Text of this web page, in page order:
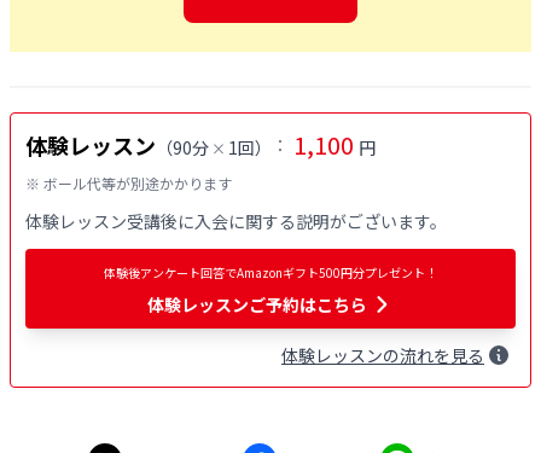
体験レッスン （90分 × 1回） ： 1,100 円
※ ボール代等が別途かかります
体験レッスン受講後に入会に関する説明がございます。
体験後アンケート回答でAmazonギフト500円分プレゼント！
体験レッスンご予約はこちら
体験レッスンの流れを見る